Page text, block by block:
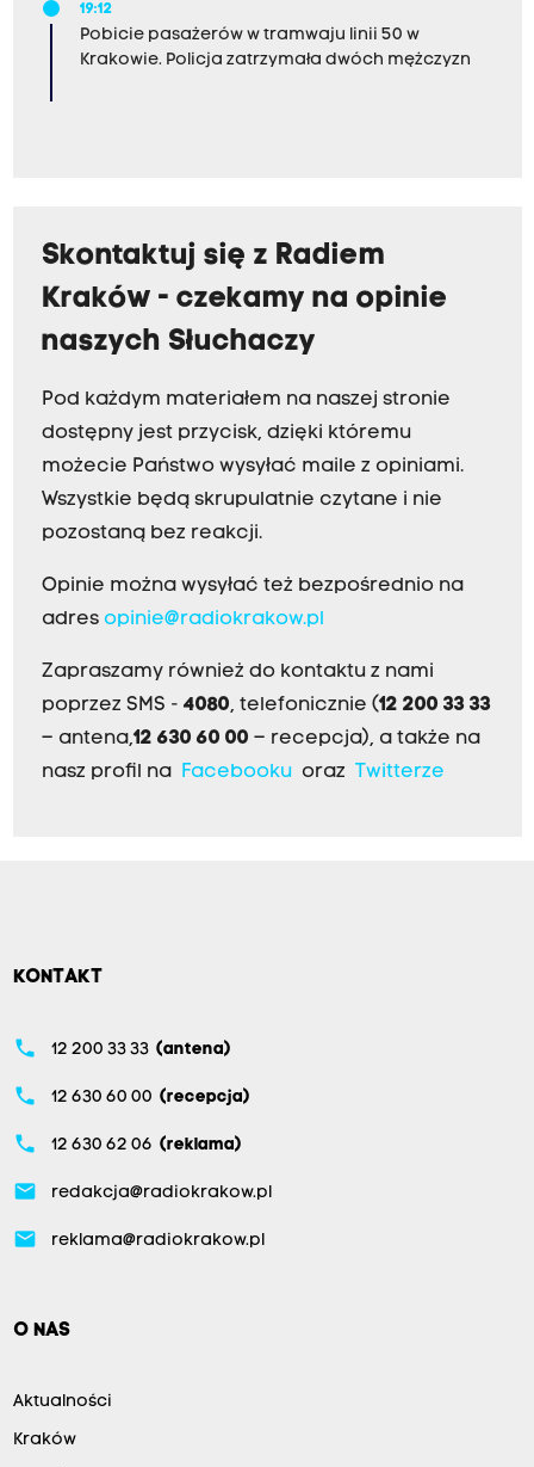
19:12
Pobicie pasażerów w tramwaju linii 50 w
Krakowie. Policja zatrzymała dwóch mężczyzn
Skontaktuj się z Radiem
Kraków - czekamy na opinie
naszych Słuchaczy
Pod każdym materiałem na naszej stronie
dostępny jest przycisk, dzięki któremu
możecie Państwo wysyłać maile z opiniami.
Wszystkie będą skrupulatnie czytane i nie
pozostaną bez reakcji.
Opinie można wysyłać też bezpośrednio na
adres opinie@radiokrakow.pl
Zapraszamy również do kontaktu z nami
poprzez SMS - 4080, telefonicznie (12 200 33 33
– antena,12 630 60 00 – recepcja), a także na
nasz profil na Facebookuoraz Twitterze
KONTAKT
phone 12 200 33 33 (antena)
phone 12 630 60 00 (recepcja)
phone 12 630 62 06 (reklama)
email redakcja@radiokrakow.pl
email reklama@radiokrakow.pl
O NAS
Aktualności
Kraków